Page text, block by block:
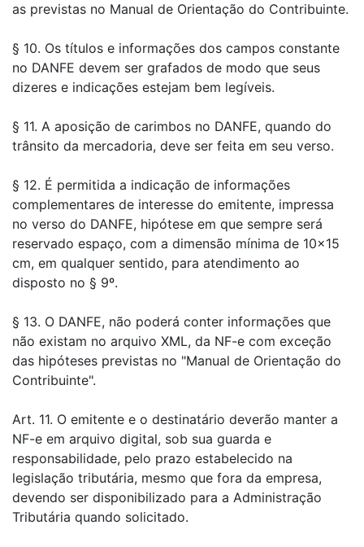
as previstas no Manual de Orientação do Contribuinte.
§ 10. Os títulos e informações dos campos constante
no DANFE devem ser grafados de modo que seus
dizeres e indicações estejam bem legíveis.
§ 11. A aposição de carimbos no DANFE, quando do
trânsito da mercadoria, deve ser feita em seu verso.
§ 12. É permitida a indicação de informações
complementares de interesse do emitente, impressa
no verso do DANFE, hipótese em que sempre será
reservado espaço, com a dimensão mínima de 10x15
cm, em qualquer sentido, para atendimento ao
disposto no § 9º.
§ 13. O DANFE, não poderá conter informações que
não existam no arquivo XML, da NF-e com exceção
das hipóteses previstas no "Manual de Orientação do
Contribuinte".
Art. 11. O emitente e o destinatário deverão manter a
NF-e em arquivo digital, sob sua guarda e
responsabilidade, pelo prazo estabelecido na
legislação tributária, mesmo que fora da empresa,
devendo ser disponibilizado para a Administração
Tributária quando solicitado.